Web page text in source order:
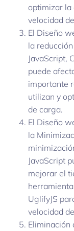
optimizar la
velocidad
El Diseño
la
JavaScript,
puede
importante
utilizan y
de carga.
El Diseño
la
JavaScript
mejorar el
UglifyJS
velocidad
Eliminación